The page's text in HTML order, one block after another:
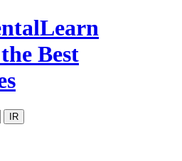
Learn
Best